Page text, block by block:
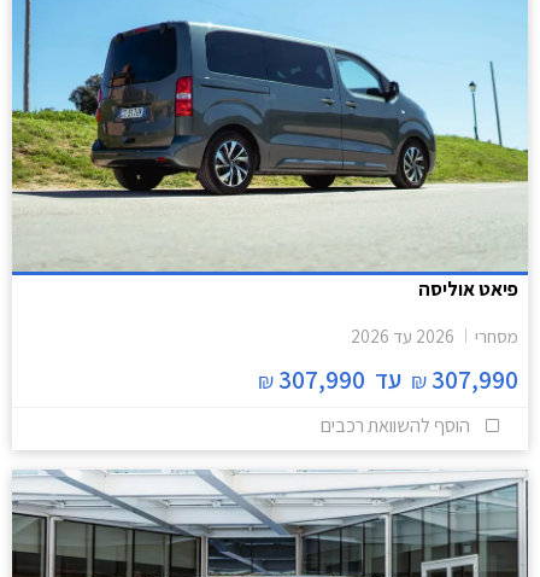
פיאט אוליסה
מסחרי 2026 עד 2026
307,990
₪ עד 307,990
₪
הוסף להשוואת רכבים